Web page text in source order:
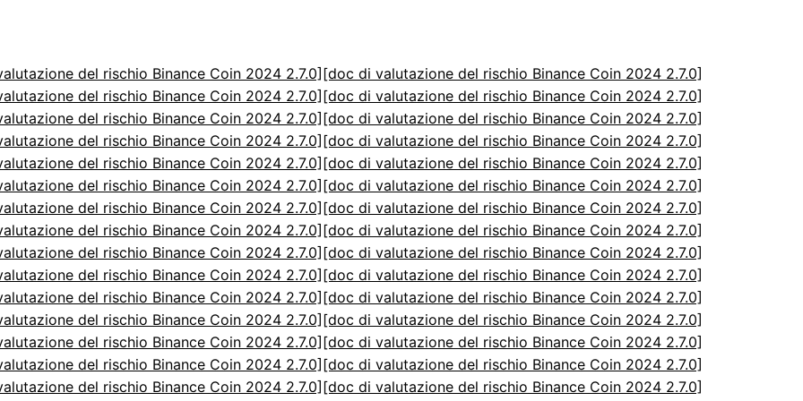
del rischio Binance Coin 2024 2.7.0] [doc di valutazione del rischio Binance Coin 2024 2.7.0]
del rischio Binance Coin 2024 2.7.0] [doc di valutazione del rischio Binance Coin 2024 2.7.0]
del rischio Binance Coin 2024 2.7.0] [doc di valutazione del rischio Binance Coin 2024 2.7.0]
del rischio Binance Coin 2024 2.7.0] [doc di valutazione del rischio Binance Coin 2024 2.7.0]
del rischio Binance Coin 2024 2.7.0] [doc di valutazione del rischio Binance Coin 2024 2.7.0]
del rischio Binance Coin 2024 2.7.0] [doc di valutazione del rischio Binance Coin 2024 2.7.0]
del rischio Binance Coin 2024 2.7.0] [doc di valutazione del rischio Binance Coin 2024 2.7.0]
del rischio Binance Coin 2024 2.7.0] [doc di valutazione del rischio Binance Coin 2024 2.7.0]
del rischio Binance Coin 2024 2.7.0] [doc di valutazione del rischio Binance Coin 2024 2.7.0]
del rischio Binance Coin 2024 2.7.0] [doc di valutazione del rischio Binance Coin 2024 2.7.0]
del rischio Binance Coin 2024 2.7.0] [doc di valutazione del rischio Binance Coin 2024 2.7.0]
del rischio Binance Coin 2024 2.7.0] [doc di valutazione del rischio Binance Coin 2024 2.7.0]
del rischio Binance Coin 2024 2.7.0] [doc di valutazione del rischio Binance Coin 2024 2.7.0]
del rischio Binance Coin 2024 2.7.0] [doc di valutazione del rischio Binance Coin 2024 2.7.0]
del rischio Binance Coin 2024 2.7.0] [doc di valutazione del rischio Binance Coin 2024 2.7.0]